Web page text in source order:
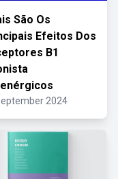
São Os
Efeitos Dos
B1
2024